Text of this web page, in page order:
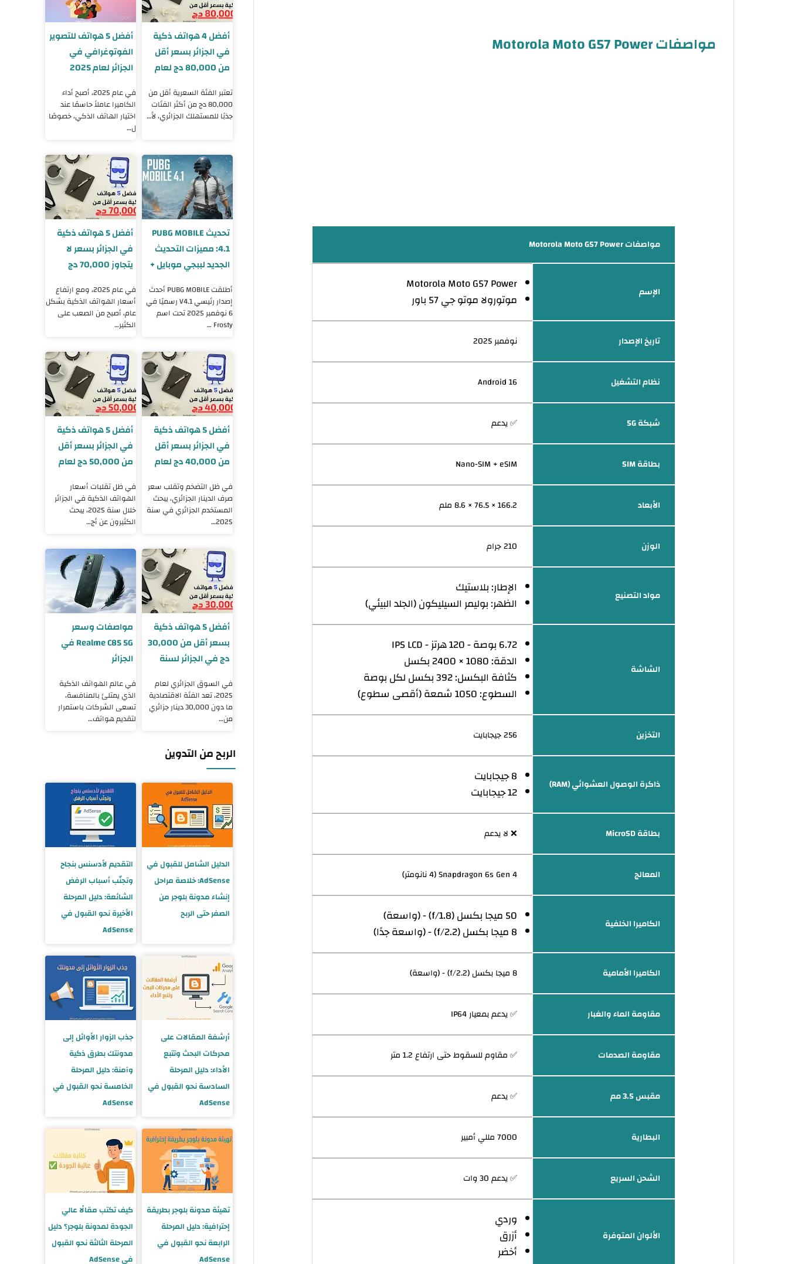
مواصفات Motorola Moto G57 Power
مواصفات Motorola Moto G57 Power
الإسم
Motorola Moto G57 Power
موتورولا موتو جي 57 باور
تاريخ الإصدار نوفمبر 2025
نظام التشغيل Android 16
شبكة 5G ✅ يدعم
بطاقة SIM Nano-SIM + eSIM
الأبعاد 166.2 × 76.5 × 8.6 ملم
الوزن 210 جرام
مواد التصنيع
الإطار: بلاستيك
الظهر: بوليمر السيليكون (الجلد البيئي)
الشاشة
6.72 بوصة - 120 هرتز - IPS LCD
الدقة: 1080 × 2400 بكسل
كثافة البكسل: 392 بكسل لكل بوصة
السطوع: 1050 شمعة (أقصى سطوع)
التخزين 256 جيجابايت
ذاكرة الوصول العشوائي (RAM)
8 جيجابايت
12 جيجابايت
بطاقة MicroSD ❌ لا يدعم
المعالج Snapdragon 6s Gen 4 (4 نانومتر)
الكاميرا الخلفية
50 ميجا بكسل (f/1.8) - (واسعة)
8 ميجا بكسل (f/2.2) - (واسعة جدًا)
الكاميرا الأمامية 8 ميجا بكسل (f/2.2) - (واسعة)
مقاومة الماء والغبار ✅ يدعم بمعيار IP64
مقاومة الصدمات ✅ مقاوم للسقوط حتى ارتفاع 1.2 متر
مقبس 3.5 مم ✅ يدعم
البطارية 7000 مللي أمبير
الشحن السريع ✅ يدعم 30 وات
الألوان المتوفرة
وردي
أزرق
أخضر
أفضل 4 هواتف ذكية
في الجزائر بسعر أقل
من 80,000 دج لعام
تعتبر الفئة السعرية أقل من
80,000 دج من أكثر الفئات
جذبًا للمستهلك الجزائري، لأ…
أفضل 5 هواتف للتصوير
الفوتوغرافي في
الجزائر لعام 2025
في عام 2025، أصبح أداء
الكاميرا عاملاً حاسمًا عند
اختيار الهاتف الذكي، خصوصًا
ل…
تحديث PUBG MOBILE
4.1: مميزات التحديث
الجديد لببجي موبايل +
أطلقت PUBG MOBILE أحدث
إصدار رئيسي V4.1 رسميًا في
6 نوفمبر 2025 تحت اسم
Frosty …
أفضل 5 هواتف ذكية
في الجزائر بسعر لا
يتجاوز 70,000 دج
في عام 2025، ومع ارتفاع
أسعار الهواتف الذكية بشكل
عام، أصبح من الصعب على
الكثير…
أفضل 5 هواتف ذكية
في الجزائر بسعر أقل
من 40,000 دج لعام
في ظل التضخم وتقلب سعر
صرف الدينار الجزائري، يبحث
المستخدم الجزائري في سنة
2025…
أفضل 5 هواتف ذكية
في الجزائر بسعر أقل
من 50,000 دج لعام
في ظل تقلبات أسعار
الهواتف الذكية في الجزائر
خلال سنة 2025، يبحث
الكثيرون عن أج…
أفضل 5 هواتف ذكية
بسعر أقل من 30,000
دج في الجزائر لسنة
في السوق الجزائري لعام
2025، تعد الفئة الاقتصادية
ما دون 30,000 دينار جزائري
من…
مواصفات وسعر
Realme C85 5G في
الجزائر
في عالم الهواتف الذكية
الذي يمتلئ بالمنافسة،
تسعى الشركات باستمرار
لتقديم هواتف…
الربح من التدوين
الدليل الشامل للقبول في
AdSense: خلاصة مراحل
إنشاء مدونة بلوجر من
الصفر حتى الربح
التقديم لأدسنس بنجاح
وتجنّب أسباب الرفض
الشائعة: دليل المرحلة
الأخيرة نحو القبول في
AdSense
أرشفة المقالات على
محركات البحث وتتبع
الأداء: دليل المرحلة
السادسة نحو القبول في
AdSense
جذب الزوار الأوائل إلى
مدونتك بطرق ذكية
وآمنة: دليل المرحلة
الخامسة نحو القبول في
AdSense
تهيئة مدونة بلوجر بطريقة
إحترافية: دليل المرحلة
الرابعة نحو القبول في
AdSense
كيف تكتب مقالًا عالي
الجودة لمدونة بلوجر؟ دليل
المرحلة الثالثة نحو القبول
في AdSense